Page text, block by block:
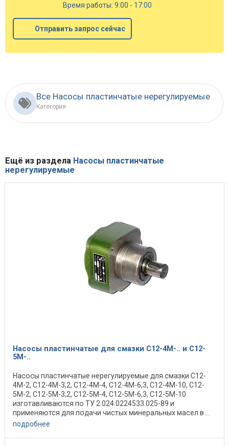
Время работы: 9:00 - 17:00
Отправить запрос сейчас
Все Насосы пластинчатые нерегулируемые
Категория
Ещё из раздела Насосы пластинчатые
нерегулируемые
Насосы пластинчатые для смазки С12-4М-.. и С12-
5М-..
Насосы пластинчатые нерегулируемые для смазки С12-
4М-2, С12-4М-3,2, С12-4М-4, С12-4М-6,3, С12-4М-10, С12-
5М-2, С12-5М-3,2, С12-5М-4, С12-5М-6,3, С12-5М-10
изготавливаются по ТУ 2.024.0224533.025-89 и
применяются для подачи чистых минеральных масел в ...
подробнее